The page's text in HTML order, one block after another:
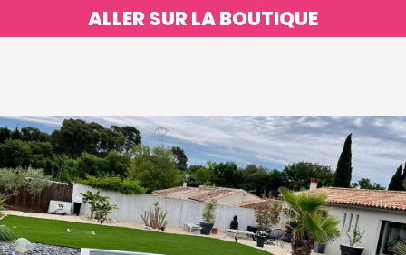
ALLER SUR LA BOUTIQUE